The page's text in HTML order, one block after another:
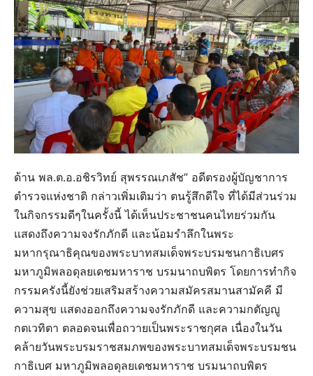
ด้าน พล.ต.อ.อชิรวิทย์ สุพรรณเภสัช” อดีตรองผู้บัญชาการ
ตำรวจแห่งชาติ กล่าวเพิ่มเติมว่า ตนรู้สึกดีใจ ที่ได้มีส่วนร่วม
ในกิจกรรมดีๆในครั้งนี้ ได้เห็นประชาชนคนไทยร่วมกัน
แสดงถึงความจงรักภักดี และน้อมรําลึกในพระ
มหากรุณาธิคุณของพระบาทสมเด็จพระบรมชนกาธิเบศร
มหาภูมิพลอดุลยเดชมหาราช บรมนาถบพิตร โดยการทำกิจ
กรรมครังนี้ยังช่วยเสริมสร้างความสมัครสมานสามัคคี มี
ความสุข แสดงออกถึงความจงรักภักดี และความกตัญญู
กตเวทิตา ตลอดจนเพื่อถวายเป็นพระราชกุศล เนื่องในวัน
คล้ายวันพระบรมราชสมภพของพระบาทสมเด็จพระบรมชน
กาธิเบศ มหาภูมิพลอดุลยเดชมหาราช บรมนาถบพิตร